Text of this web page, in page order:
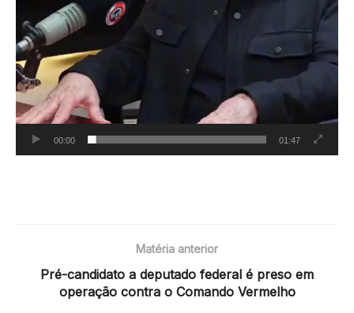
00:00 01:47
Matéria anterior
Pré-candidato a deputado federal é preso em
operação contra o Comando Vermelho